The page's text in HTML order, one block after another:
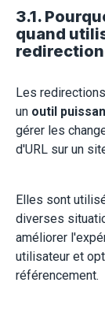
3.1.
quand
redirection
Les
un outil
gérer les
d'URL sur un
Elles sont
diverses
améliorer
utilisateur et
référencement.